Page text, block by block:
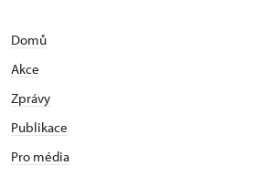
Domů
Akce
Zprávy
Publikace
Pro média